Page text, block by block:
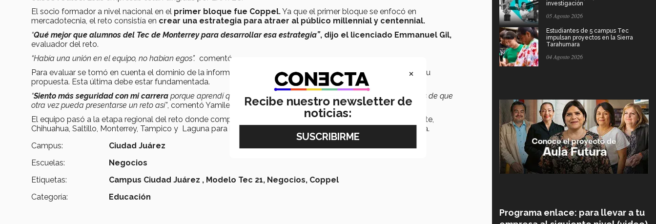
El socio formador a nivel nacional en el primer bloque fue Coppel.Ya que el primer bloque se enfocó en
mercadotecnia, el reto consistía en crear una estrategia para atraer al público millennial y centennial.
“Qué mejor que alumnos del Tec de Monterrey para desarrollar esa estrategia”, dijo el licenciado Emmanuel Gil,
evaluador del reto.
“Había una unión en el equipo, no habían egos”. comentó.
Para evaluar se tomó en cuenta el dominio de la información, la calidad de la presentación y la estructura de su
propuesta. Esta última debe estar fundamentada.
“Siento más seguridad con mi carrera porque aprendí qué puedo dar de mí y cómo lo puedo dar. Me dan ganas de que
otra vez pueda presentarse un reto así”, comentó Yamile.
El equipo pasó a la etapa regional del reto donde compartirá sus resultados con los equipos de la Región Norte,
Chihuahua, Saltillo, Monterrey, Tampico y Laguna para buscar el pase al nacional que será en Culiacán, Sinaloa.
Campus:
Ciudad Juárez
Escuelas:
Negocios
Etiquetas:
Campus Ciudad Juárez , Modelo Tec 21, Negocios, Coppel
Categoría:
Educación
investigación
05 Agosto 2026
Estudiantes de 5 campus Tec
impulsan proyectos en la Sierra
Tarahumara
04 Agosto 2026
Programa enlace: para llevar a tu
×
Recibe nuestro newsletter de
noticias: